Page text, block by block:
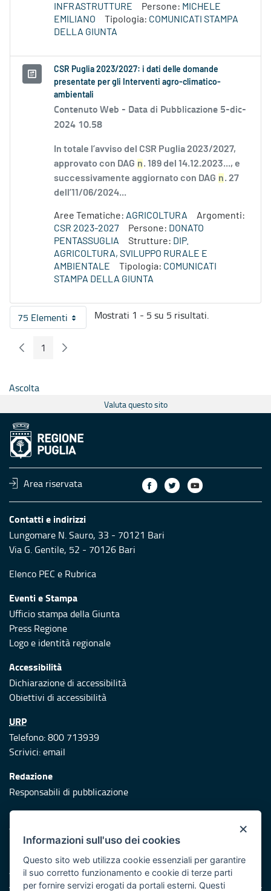
INFRASTRUTTURE
Persone: MICHELE
EMILIANO
Tipologia: COMUNICATI STAMPA
DELLA GIUNTA
CSR Puglia 2023/2027: i dati delle domande
presentate per gli Interventi agro-climatico-
ambientali
Contenuto Web - Data di Pubblicazione 5-dic-
2024 10.58
In totale l’avviso del CSR Puglia 2023/2027,
approvato con DAG n. 189 del 14.12.2023..., e
successivamente aggiornato con DAG n. 27
dell’11/06/2024...
Aree Tematiche: AGRICOLTURA
Argomenti:
CSR 2023-2027
Persone: DONATO
PENTASSUGLIA
Strutture: DIP.
AGRICOLTURA, SVILUPPO RURALE E
AMBIENTALE
Tipologia: COMUNICATI
STAMPA DELLA GIUNTA
75 ElementiPer pagina
Mostrati 1 - 5 su 5 risultati.
Pagina Precedente
Pagina
1 Pagina Seguente
Ascolta
Valuta questo sito
Area riservata
Contatti e indirizzi
Lungomare N. Sauro, 33 - 70121 Bari
Via G. Gentile, 52 - 70126 Bari
Elenco PEC e Rubrica
Eventi e Stampa
Ufficio stampa della Giunta
Press Regione
Logo e identità regionale
Accessibilità
Dichiarazione di accessibilità
Obiettivi di accessibilità
URP
Telefono: 800 713939
Scrivici:email
Redazione
Responsabili di pubblicazione
Protezione civile
Vai al sito di Protezione Civile Puglia
Iniziativa finanziata con risorse del POR Puglia 2014/2020 -
Asse XI
×
Informazioni sull'uso dei cookies
Questo sito web utilizza cookie essenziali per garantire
il suo corretto funzionamento e cookie di terze parti
per fornire servizi erogati da portali esterni. Questi